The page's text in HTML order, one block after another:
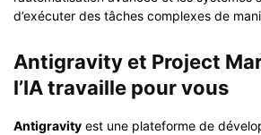
d’exécuter des tâches complexes de
Antigravity et Project
l’IA travaille pour vous
Antigravity est une plateforme de